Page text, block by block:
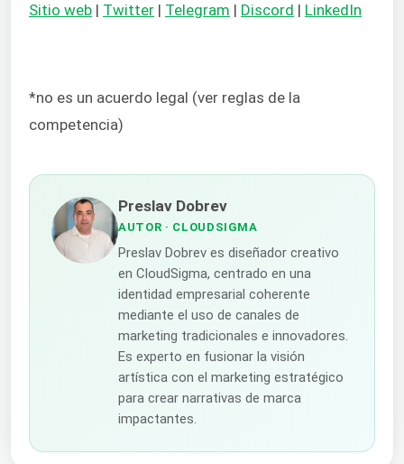
Sitio web | Twitter | Telegram | Discord | LinkedIn
*no es un acuerdo legal (ver reglas de la
competencia)
Preslav Dobrev
AUTOR · CLOUDSIGMA
Preslav Dobrev es diseñador creativo
en CloudSigma, centrado en una
identidad empresarial coherente
mediante el uso de canales de
marketing tradicionales e innovadores.
Es experto en fusionar la visión
artística con el marketing estratégico
para crear narrativas de marca
impactantes.